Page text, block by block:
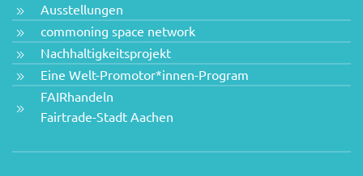
Ausstellungen
commoning space network
Nachhaltigkeitsprojekt
Eine Welt-Promotor*innen-Program
FAIRhandeln
Fairtrade-Stadt Aachen